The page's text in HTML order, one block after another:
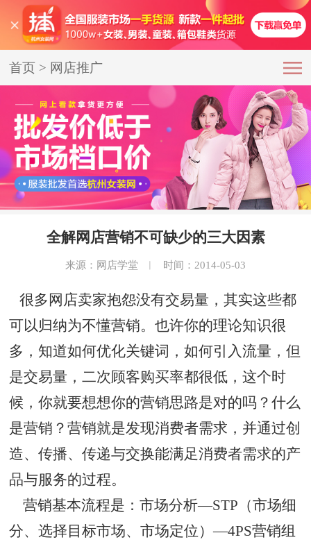
首页 > 网店推广
全解网店营销不可缺少的三大因素
来源：网店学堂 ︱ 时间：2014-05-03
很多网店卖家抱怨没有交易量，其实这些都
可以归纳为不懂营销。也许你的理论知识很
多，知道如何优化关键词，如何引入流量，但
是交易量，二次顾客购买率都很低，这个时
候，你就要想想你的营销思路是对的吗？什么
是营销？营销就是发现消费者需求，并通过创
造、传播、传递与交换能满足消费者需求的产
品与服务的过程。
营销基本流程是：市场分析—STP（市场细
分、选择目标市场、市场定位）—4PS营销组